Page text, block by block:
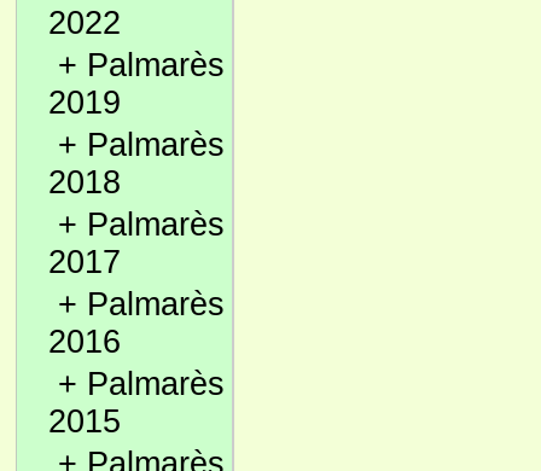
2022
+ Palmarès
2019
+ Palmarès
2018
+ Palmarès
2017
+ Palmarès
2016
+ Palmarès
2015
+ Palmarès